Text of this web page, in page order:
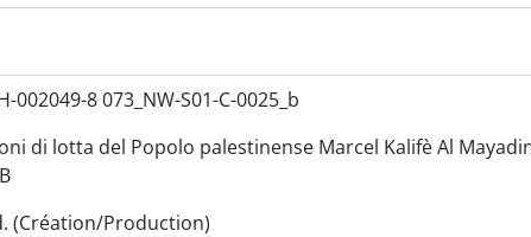
to
002049-8 073_NW-S01-C-0025_b
di lotta del Popolo palestinense Marcel Kalifè Al
(Création/Production)